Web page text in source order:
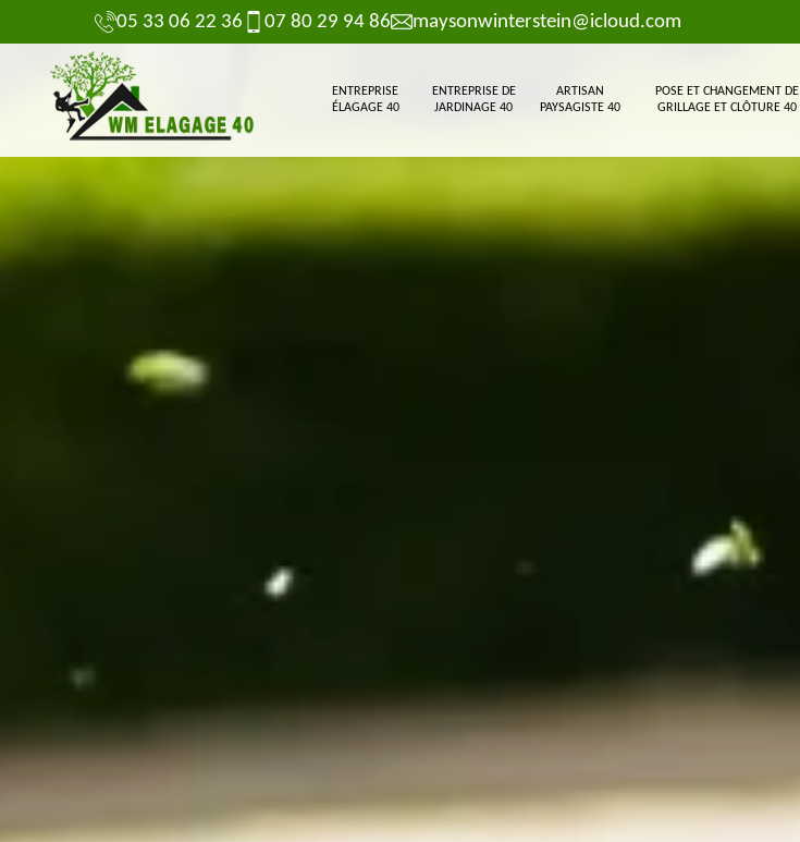
05 33 06 22 36 07 80 29 94 86 maysonwinterstein@icloud.com
ENTREPRISE
ÉLAGAGE 40
ENTREPRISE DE
JARDINAGE 40
ARTISAN
PAYSAGISTE 40
POSE ET CHANGEMENT DE
GRILLAGE ET CLÔTURE 40